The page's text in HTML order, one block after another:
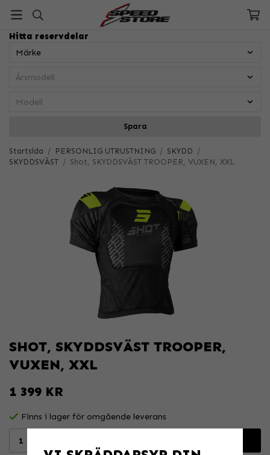
Hitta reservdelar
Spara
Startsida / PERSONLIG UTRUSTNING / SKYDD /
SKYDDSVÄST / Shot, SKYDDSVÄST TROOPER, VUXEN, XXL
SHOT, SKYDDSVÄST TROOPER,
VUXEN, XXL
1 399 KR
Finns i lager för omgående leverans